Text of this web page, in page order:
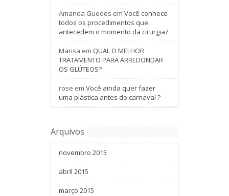
Amanda Guedes em Você conhece
todos os procedimentos que
antecedem o momento da cirurgia?
Marisa em QUAL O MELHOR
TRATAMENTO PARA ARREDONDAR
OS GLÚTEOS?
rose em Você ainda quer fazer
uma plástica antes do carnaval ?
Arquivos
novembro 2015
abril 2015
março 2015